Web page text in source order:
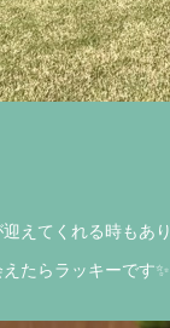
えてくれる時もあ
たらラッキーです✨